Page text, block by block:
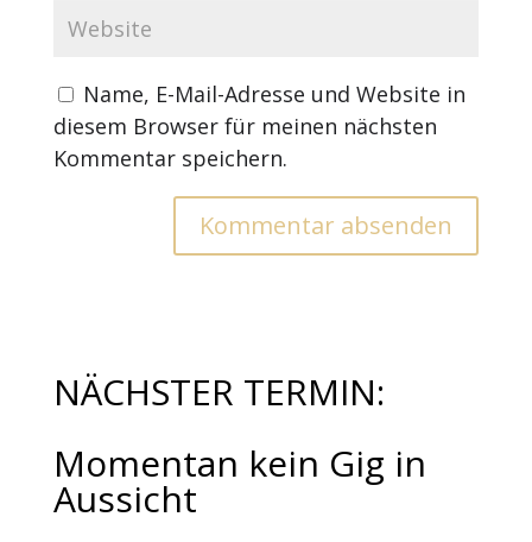
Name, E-Mail-Adresse und Website in
diesem Browser für meinen nächsten
Kommentar speichern.
NÄCHSTER TERMIN:
Momentan kein Gig in
Aussicht